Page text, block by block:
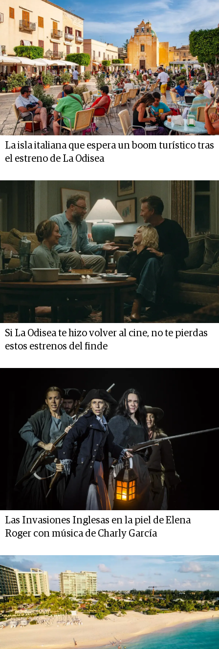
La isla italiana que espera un boom turístico tras
el estreno de La Odisea
Si La Odisea te hizo volver al cine, no te pierdas
estos estrenos del finde
Las Invasiones Inglesas en la piel de Elena
Roger con música de Charly García